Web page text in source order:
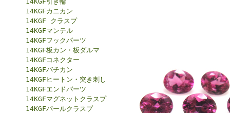
14KGFカニカン
14KGF クラスプ
14KGFマンテル
14KGFフックパーツ
14KGF板カン・板ダルマ
14KGFコネクター
14KGFバチカン
14KGFヒートン・突き刺し
14KGFエンドパーツ
14KGFマグネットクラスプ
14KGFパールクラスプ